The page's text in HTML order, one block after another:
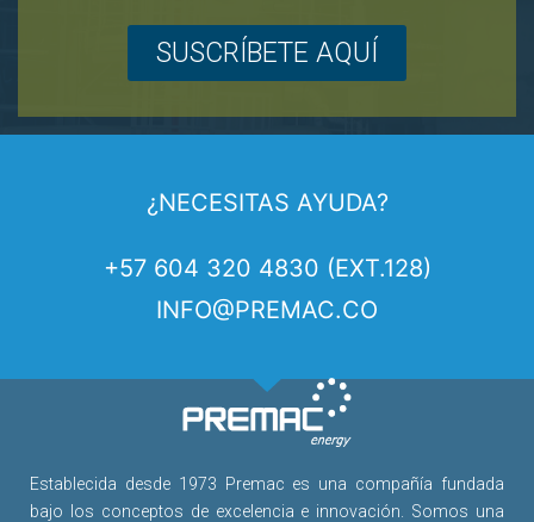
SUSCRÍBETE AQUÍ
¿NECESITAS AYUDA?
+57 604 320 4830 (EXT.128)
INFO@PREMAC.CO
Establecida desde 1973 Premac es una compañía fundada
bajo los conceptos de excelencia e innovación. Somos una